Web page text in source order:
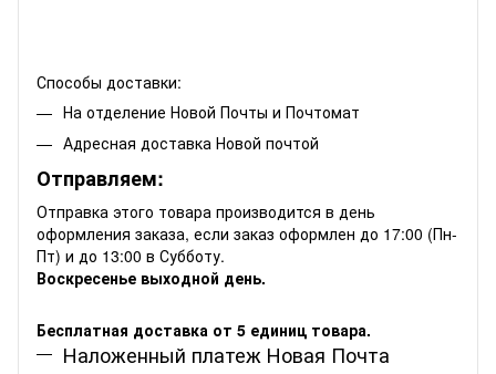
Способы доставки:
На отделение Новой Почты и Почтомат
Адресная доставка Новой почтой
Отправляем:
Отправка этого товара производится в день
оформления заказа, если заказ оформлен до 17:00 (Пн-
Пт) и до 13:00 в Субботу.
Воскресенье выходной день.
Бесплатная доставка от 5 единиц товара.
Наложенный платеж Новая Почта